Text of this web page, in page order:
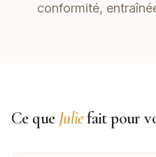
conformité,
Ce que Juliefait pour